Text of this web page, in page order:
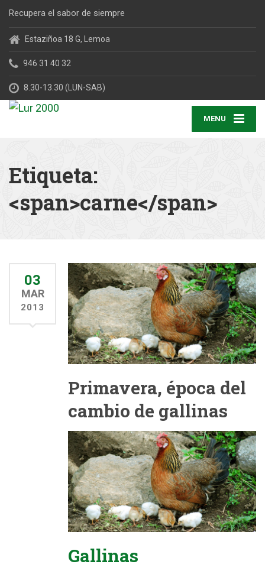
Recupera el sabor de siempre
Estaziñoa 18 G, Lemoa
946 31 40 32
8.30-13.30 (LUN-SAB)
MENU
Etiqueta:
<span>carne</span>
03
MAR
2013
Primavera, época del
cambio de gallinas
Gallinas